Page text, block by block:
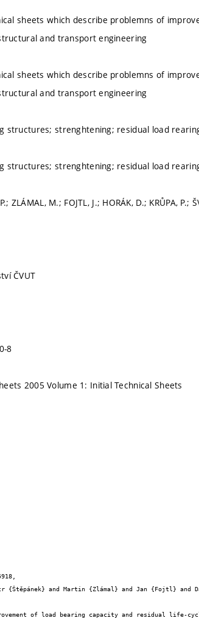
sheets which describe problemns of
and transport engineering
sheets which describe problemns of
and transport engineering
structures; strenghtening; residual load
structures; strenghtening; residual load
ZLÁMAL, M.; FOJTL, J.; HORÁK, D.; KRŮPA, P.;
ČVUT
8
2005 Volume 1: Initial Technical Sheets